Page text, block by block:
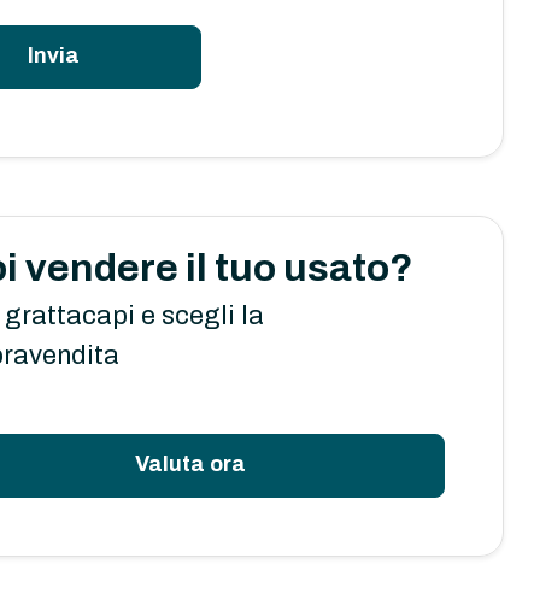
Invia
vendere il tuo usato?
e scegli la
Valuta ora